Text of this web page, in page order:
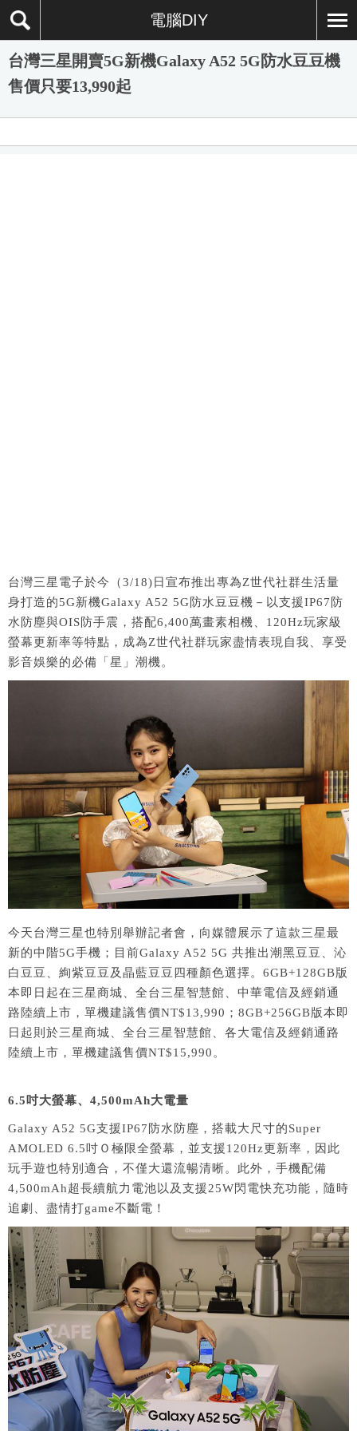
電腦DIY
台灣三星開賣5G新機Galaxy A52 5G防水豆豆機
售價只要13,990起
台灣三星電子於今（3/18)日宣布推出專為Z世代社群生活量
身打造的5G新機Galaxy A52 5G防水豆豆機－以支援IP67防
水防塵與OIS防手震，搭配6,400萬畫素相機、120Hz玩家級
螢幕更新率等特點，成為Z世代社群玩家盡情表現自我、享受
影音娛樂的必備「星」潮機。
今天台灣三星也特別舉辦記者會，向媒體展示了這款三星最
新的中階5G手機；目前Galaxy A52 5G 共推出潮黑豆豆、沁
白豆豆、絢紫豆豆及晶藍豆豆四種顏色選擇。 6GB+128GB版
本即日起在三星商城、全台三星智慧館、 中華電信及經銷通
路陸續上市，單機建議售價NT$13,990 ； 8GB+256GB版本即
日起則於三星商城、全台三星智慧館、 各大電信及經銷通路
陸續上市，單機建議售價NT$15,990 。
6.5 吋大螢幕、 4,500mAh大電量
Galaxy A52 5G支援IP67防水防塵，搭載大尺寸的Super
AMOLED 6.5吋Ｏ極限全螢幕，並支援120Hz更新率，因此
玩手遊也特別適合，不僅大還流暢清晰。此外，手機配備
4,500mAh超長續航力電池以及支援25W閃電快充功能，隨時
追劇、盡情打game不斷電！